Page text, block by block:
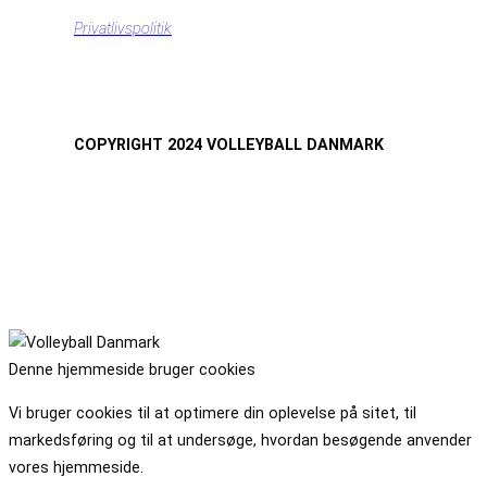
Privatlivspolitik
COPYRIGHT 2024 VOLLEYBALL DANMARK
Denne hjemmeside bruger cookies
Vi bruger cookies til at optimere din oplevelse på sitet, til
markedsføring og til at undersøge, hvordan besøgende anvender
vores hjemmeside.